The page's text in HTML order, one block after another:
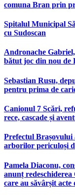
comuna Bran prin
Spitalul Municipal
cu Sudoscan
Andronache
bătut joc din nou de
Sebastian Rusu,
pentru prima de
Canionul 7 Scări,
rece, cascade și
Prefectul Brașovului
arborilor periculoși
Pamela Diaconu,
anunț
care au săvârșit acte